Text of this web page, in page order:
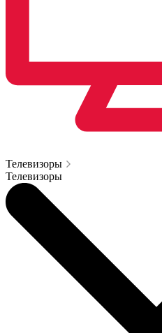
Телевизоры
Телевизоры